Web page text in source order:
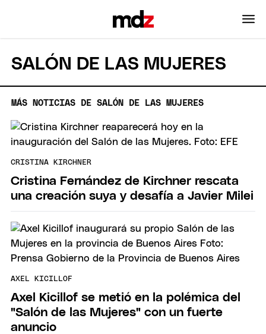
SALÓN DE LAS MUJERES
MÁS NOTICIAS DE SALÓN DE LAS MUJERES
CRISTINA KIRCHNER
Cristina Fernández de Kirchner rescata
una creación suya y desafía a Javier Milei
AXEL KICILLOF
Axel Kicillof se metió en la polémica del
"Salón de las Mujeres" con un fuerte
anuncio